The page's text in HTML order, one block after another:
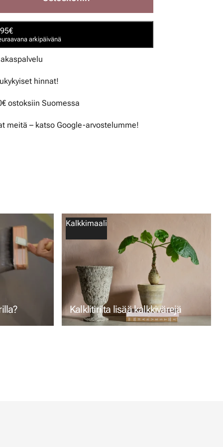
arkipäivänä
hinnat!
ostoksiin Suomessa
meitä – katso Google-arvostelumme!
Kalkkimaali
Kalklitirilta lisää kalkkivärejä